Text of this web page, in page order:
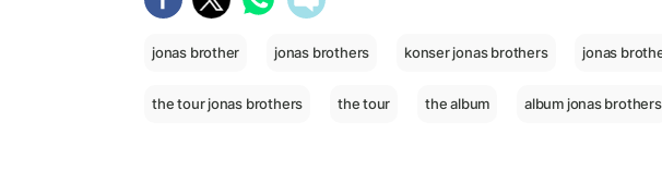
jonas brother jonas brothers konser jonas brothers jonas
the tour jonas brothers the tour the album album jonas brothers